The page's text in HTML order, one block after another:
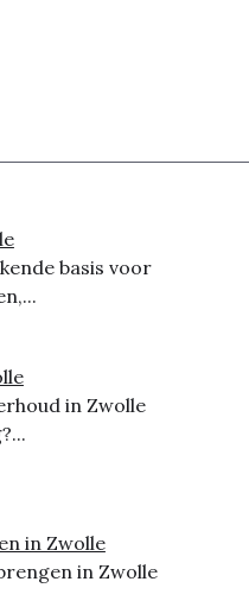
basis voor
in Zwolle
in Zwolle
in Zwolle